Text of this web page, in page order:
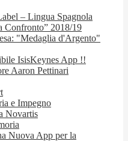
– Lingua Spagnola
Confronto” 2018/19
"Medaglia d'Argento"
IsisKeynes App !!
Aaron Pettinari
e Impegno
Novartis
Nuova App per la